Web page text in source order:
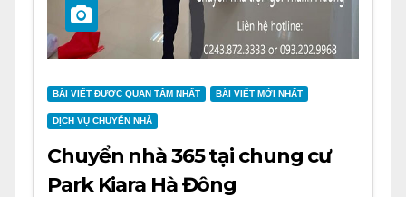
BÀI VIẾT ĐƯỢC QUAN TÂM NHẤT BÀI VIẾT MỚI NHẤT
DỊCH VỤ CHUYỂN NHÀ
Chuyển nhà 365 tại chung cư
Park Kiara Hà Đông